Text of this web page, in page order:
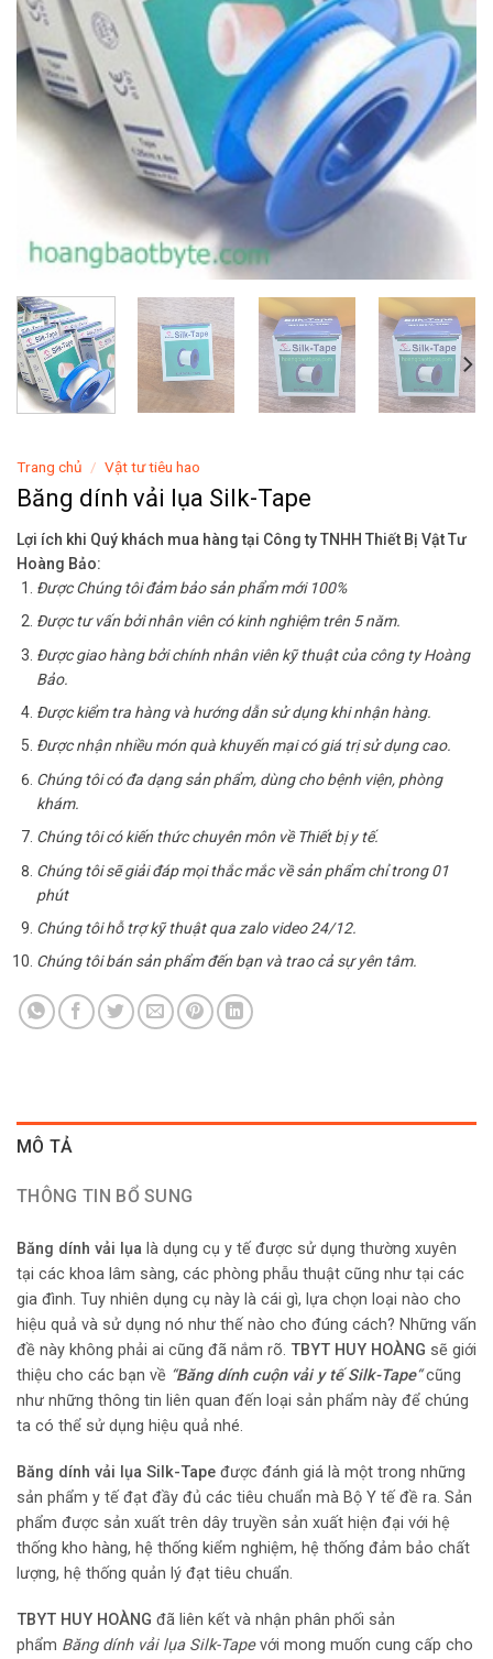
Trang chủ / Vật tư tiêu hao
Băng dính vải lụa Silk-Tape
Lợi ích khi Quý khách mua hàng tại Công ty TNHH Thiết Bị Vật Tư
Hoàng Bảo:
Được Chúng tôi đảm bảo sản phẩm mới 100%
Được tư vấn bởi nhân viên có kinh nghiệm trên 5 năm.
Được giao hàng bởi chính nhân viên kỹ thuật của công ty Hoàng
Bảo.
Được kiểm tra hàng và hướng dẫn sử dụng khi nhận hàng.
Được nhận nhiều món quà khuyến mại có giá trị sử dụng cao.
Chúng tôi có đa dạng sản phẩm, dùng cho bệnh viện, phòng
khám.
Chúng tôi có kiến thức chuyên môn về Thiết bị y tế.
Chúng tôi sẽ giải đáp mọi thắc mắc về sản phẩm chỉ trong 01
phút
Chúng tôi hỗ trợ kỹ thuật qua zalo video 24/12.
Chúng tôi bán sản phẩm đến bạn và trao cả sự yên tâm.
MÔ TẢ
THÔNG TIN BỔ SUNG
Băng dính vải lụa là dụng cụ y tế được sử dụng thường xuyên
tại các khoa lâm sàng, các phòng phẫu thuật cũng như tại các
gia đình. Tuy nhiên dụng cụ này là cái gì, lựa chọn loại nào cho
hiệu quả và sử dụng nó như thế nào cho đúng cách? Những vấn
đề này không phải ai cũng đã nắm rõ. TBYT HUY HOÀNG sẽ giới
thiệu cho các bạn về “Băng dính cuộn vải y tế Silk-Tape“cũng
như những thông tin liên quan đến loại sản phẩm này để chúng
ta có thể sử dụng hiệu quả nhé.
Băng dính vải lụa Silk-Tape được đánh giá là một trong những
sản phẩm y tế đạt đầy đủ các tiêu chuẩn mà Bộ Y tế đề ra. Sản
phẩm được sản xuất trên dây truyền sản xuất hiện đại với hệ
thống kho hàng, hệ thống kiểm nghiệm, hệ thống đảm bảo chất
lượng, hệ thống quản lý đạt tiêu chuẩn.
TBYT HUY HOÀNG đã liên kết và nhận phân phối sản
phẩm Băng dính vải lụa Silk-Tapevới mong muốn cung cấp cho